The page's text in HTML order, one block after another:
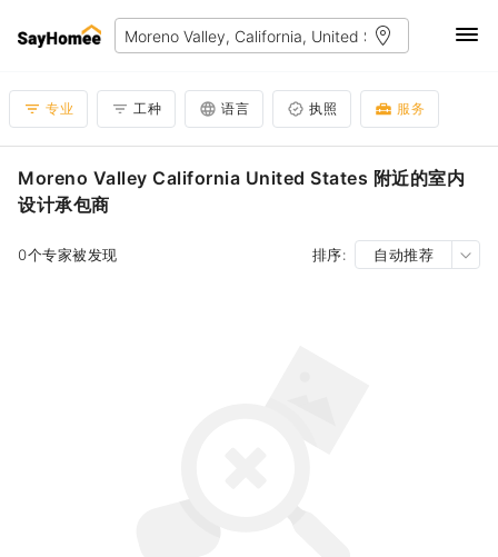
专业 工种 语言 执照 服务
Moreno Valley California United States 附近的室内
设计承包商
0个专家被发现 排序: 自动推荐